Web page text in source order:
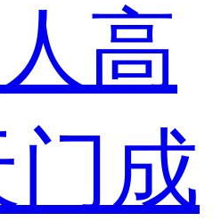
高
门成